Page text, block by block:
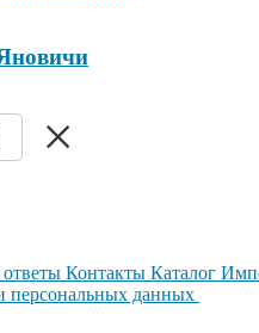
Контакты Каталог
персональных данных